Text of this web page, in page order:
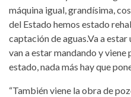
máquina igual, grandísima,
del Estado hemos estado
captación de aguas.Va a estar
van a estar mandando y
estado, nada más hay que
“También viene la obra de